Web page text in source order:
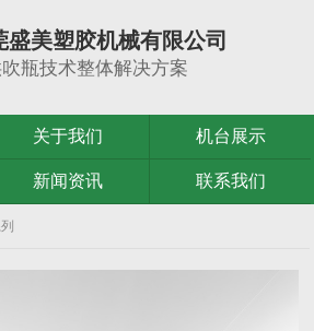
盛美塑胶机械有限公司
瓶技术整体解决方案
关于我们 机台展示
新闻资讯 联系我们